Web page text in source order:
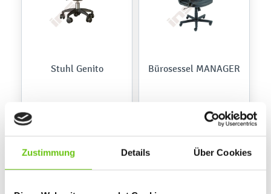
Zustimmung Details Über Cookies
Stuhl Genito Bürosessel MANAGER